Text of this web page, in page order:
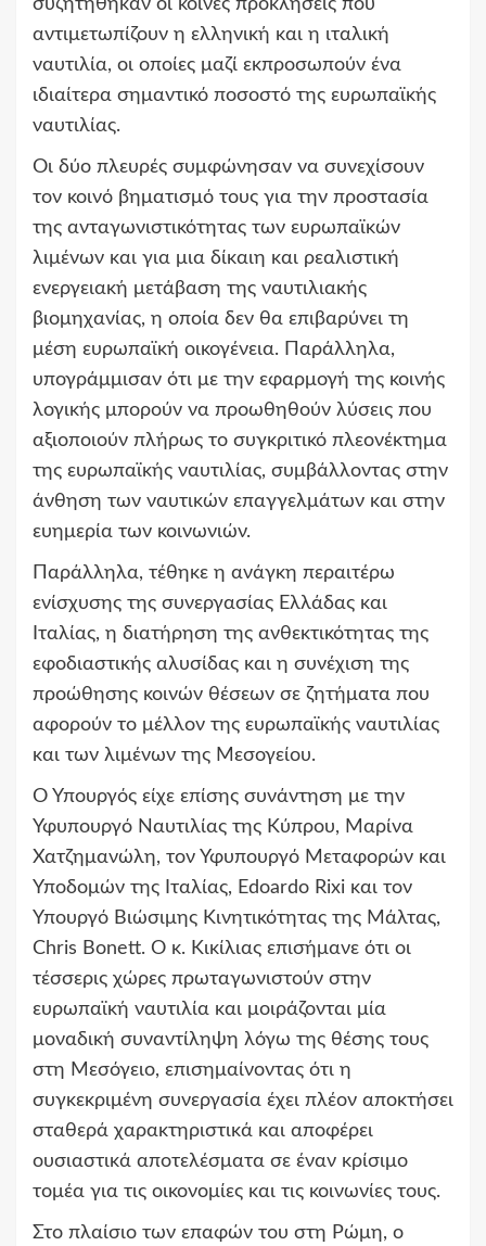
συζητήθηκαν οι κοινές προκλήσεις που
αντιμετωπίζουν η ελληνική και η ιταλική
ναυτιλία, οι οποίες μαζί εκπροσωπούν ένα
ιδιαίτερα σημαντικό ποσοστό της ευρωπαϊκής
ναυτιλίας.
Οι δύο πλευρές συμφώνησαν να συνεχίσουν
τον κοινό βηματισμό τους για την προστασία
της ανταγωνιστικότητας των ευρωπαϊκών
λιμένων και για μια δίκαιη και ρεαλιστική
ενεργειακή μετάβαση της ναυτιλιακής
βιομηχανίας, η οποία δεν θα επιβαρύνει τη
μέση ευρωπαϊκή οικογένεια. Παράλληλα,
υπογράμμισαν ότι με την εφαρμογή της κοινής
λογικής μπορούν να προωθηθούν λύσεις που
αξιοποιούν πλήρως το συγκριτικό πλεονέκτημα
της ευρωπαϊκής ναυτιλίας, συμβάλλοντας στην
άνθηση των ναυτικών επαγγελμάτων και στην
ευημερία των κοινωνιών.
Παράλληλα, τέθηκε η ανάγκη περαιτέρω
ενίσχυσης της συνεργασίας Ελλάδας και
Ιταλίας, η διατήρηση της ανθεκτικότητας της
εφοδιαστικής αλυσίδας και η συνέχιση της
προώθησης κοινών θέσεων σε ζητήματα που
αφορούν το μέλλον της ευρωπαϊκής ναυτιλίας
και των λιμένων της Μεσογείου.
Ο Υπουργός είχε επίσης συνάντηση με την
Υφυπουργό Ναυτιλίας της Κύπρου, Μαρίνα
Χατζημανώλη, τον Υφυπουργό Μεταφορών και
Υποδομών της Ιταλίας, Edoardo Rixi και τον
Υπουργό Βιώσιμης Κινητικότητας της Μάλτας,
Chris Bonett. Ο κ. Κικίλιας επισήμανε ότι οι
τέσσερις χώρες πρωταγωνιστούν στην
ευρωπαϊκή ναυτιλία και μοιράζονται μία
μοναδική συναντίληψη λόγω της θέσης τους
στη Μεσόγειο, επισημαίνοντας ότι η
συγκεκριμένη συνεργασία έχει πλέον αποκτήσει
σταθερά χαρακτηριστικά και αποφέρει
ουσιαστικά αποτελέσματα σε έναν κρίσιμο
τομέα για τις οικονομίες και τις κοινωνίες τους.
Στο πλαίσιο των επαφών του στη Ρώμη, ο